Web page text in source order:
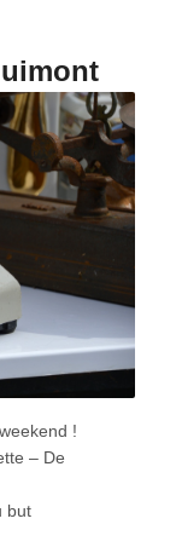
!
– De
but